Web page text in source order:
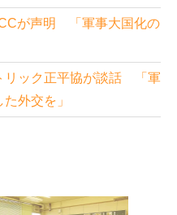
が声明 「軍事大国化の
リック正平協が談話 「軍
外交を」